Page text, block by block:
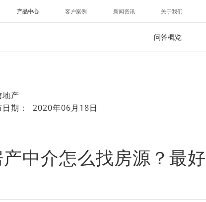
产品中心 客户案例 新闻资讯 关于我们
问答概览
地产
日期： 2020年06月18日
产中介怎么找房源？最